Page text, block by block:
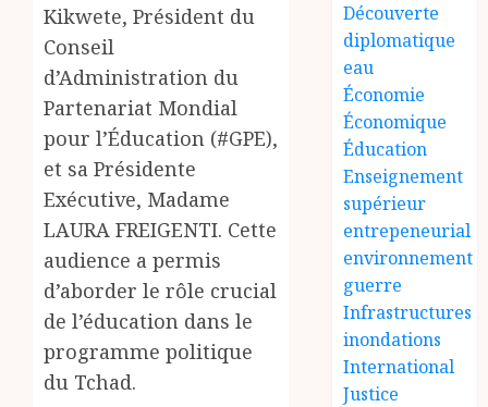
Kikwete, Président du
Conseil
d’Administration du
Partenariat Mondial
pour l’Éducation (#GPE),
et sa Présidente
Exécutive, Madame
LAURA FREIGENTI. Cette
audience a permis
d’aborder le rôle crucial
de l’éducation dans le
programme politique
du Tchad.
Découverte
diplomatique
eau
Économie
Économique
Éducation
Enseignement
supérieur
entrepeneurial
environnement
guerre
Infrastructures
inondations
International
Justice